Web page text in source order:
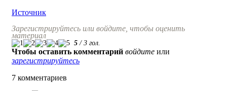
Источник
Зарегистрируйтесь или войдите, чтобы оценить
материал
5 / 3 гол.
Чтобы оставить комментарий войдите или
зарегистрируйтесь
7 комментариев